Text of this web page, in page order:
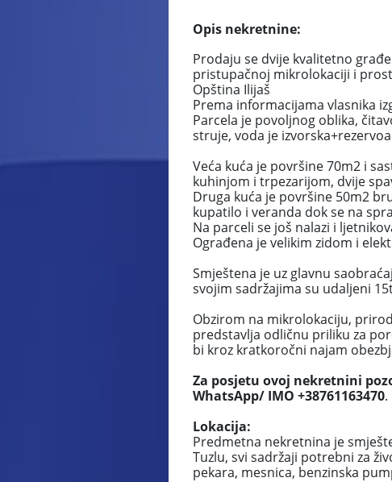
Opis nekretnine:
Prodaju se dvije kvalitetno
pristupačnoj mikrolokaciji i
Opština Ilijaš
Prema informacijama vlasnika
Parcela je povoljnog oblika,
struje, voda je
Veća kuća je površine 70m2 i
kuhinjom i trpezarijom, dvije
Druga kuća je površine 50m2
kupatilo i veranda dok se na
Na parceli se još nalazi i
Ograđena je velikim zidom i
Smještena je uz glavnu
svojim sadržajima su udaljeni
Obzirom na mikrolokaciju,
predstavlja odličnu priliku za
bi kroz kratkoročni najam
Za posjetu ovoj nekretnini
WhatsApp/ IMO +38761163470.
Lokacija:
Predmetna nekretnina je
Tuzlu, svi sadržaji potrebni za
pekara, mesnica, benzinska